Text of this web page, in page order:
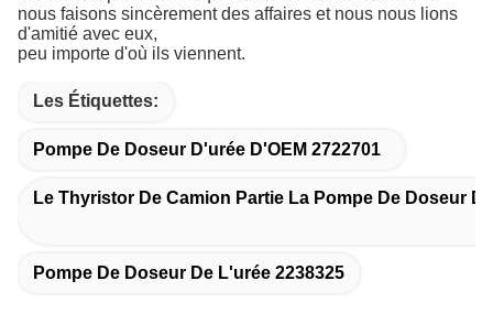
nous faisons sincèrement des affaires et nous nous lions
d'amitié avec eux,
peu importe d'où ils viennent.
Les Étiquettes:
Pompe De Doseur D'urée D'OEM 2722701
Le Thyristor De Camion Partie La Pompe De Doseur
Pompe De Doseur De L'urée 2238325